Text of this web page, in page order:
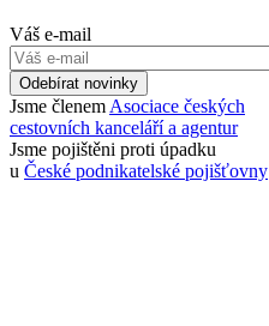
Váš e-mail
Odebírat novinky
Jsme členem Asociace českých
cestovních kanceláří a agentur
Jsme pojištěni proti úpadku
u České podnikatelské pojišťovny